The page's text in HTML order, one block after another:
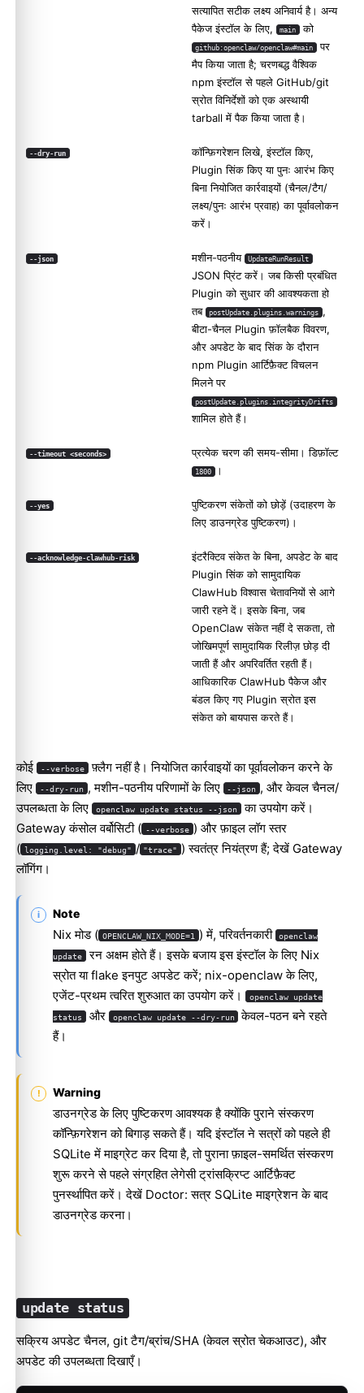
सत्यापित सटीक लक्ष्य अनिवार्य है। अन्य
पैकेज इंस्टॉल के लिए,
main को
github:openclaw/openclaw#main पर
मैप किया जाता है; चरणबद्ध वैश्विक
npm इंस्टॉल से पहले GitHub/git
स्रोत विनिर्देशों को एक अस्थायी
tarball में पैक किया जाता है।
--dry-run
कॉन्फ़िगरेशन लिखे, इंस्टॉल किए,
Plugin सिंक किए या पुनः आरंभ किए
बिना नियोजित कार्रवाइयों (चैनल/टैग/
लक्ष्य/पुनः आरंभ प्रवाह) का पूर्वावलोकन
करें।
--json मशीन-पठनीय UpdateRunResult
JSON प्रिंट करें। जब किसी प्रबंधित
Plugin को सुधार की आवश्यकता हो
तब
postUpdate.plugins.warnings ,
बीटा-चैनल Plugin फ़ॉलबैक विवरण,
और अपडेट के बाद सिंक के दौरान
npm Plugin आर्टिफ़ैक्ट विचलन
मिलने पर
postUpdate.plugins.integrityDrifts
शामिल होते हैं।
--timeout <seconds> प्रत्येक चरण की समय-सीमा। डिफ़ॉल्ट
1800 ।
--yes
पुष्टिकरण संकेतों को छोड़ें (उदाहरण के
लिए डाउनग्रेड पुष्टिकरण)।
--acknowledge-clawhub-risk
इंटरैक्टिव संकेत के बिना, अपडेट के बाद
Plugin सिंक को सामुदायिक
ClawHub विश्वास चेतावनियों से आगे
जारी रहने दें। इसके बिना, जब
OpenClaw संकेत नहीं दे सकता, तो
जोखिमपूर्ण सामुदायिक रिलीज़ छोड़ दी
जाती हैं और अपरिवर्तित रहती हैं।
आधिकारिक ClawHub पैकेज और
बंडल किए गए Plugin स्रोत इस
संकेत को बायपास करते हैं।
कोई --verbose फ़्लैग नहीं है। नियोजित कार्रवाइयों का पूर्वावलोकन करने के
लिए
--dry-run , मशीन-पठनीय परिणामों के लिए --json , और केवल चैनल/
उपलब्धता के लिए
openclaw update status --json का उपयोग करें।
Gateway कंसोल वर्बोसिटी ( --verbose ) और फ़ाइल लॉग स्तर
( logging.level: "debug" / "trace" ) स्वतंत्र नियंत्रण हैं; देखें Gateway
लॉगिंग ।
Note
Nix मोड ( OPENCLAW_NIX_MODE=1 ) में, परिवर्तनकारी openclaw
update रन अक्षम होते हैं। इसके बजाय इस इंस्टॉल के लिए Nix
स्रोत या flake इनपुट अपडेट करें; nix-openclaw के लिए,
एजेंट-प्रथमत्वरित शुरुआतका उपयोग करें। openclaw update
status और openclaw update --dry-run
केवल-पठन बने रहते
हैं।
Warning
डाउनग्रेड के लिए पुष्टिकरण आवश्यक है क्योंकि पुराने संस्करण
कॉन्फ़िगरेशन को बिगाड़ सकते हैं। यदि इंस्टॉल ने सत्रों को पहले ही
SQLite में माइग्रेट कर दिया है, तो पुराना फ़ाइल-समर्थित संस्करण
शुरू करने से पहले संग्रहित लेगेसी ट्रांसक्रिप्ट आर्टिफ़ैक्ट
पुनर्स्थापित करें। देखें Doctor: सत्र SQLite माइग्रेशन के बाद
डाउनग्रेड करना।
update status
सक्रिय अपडेट चैनल, git टैग/ब्रांच/SHA (केवल स्रोत चेकआउट), और
अपडेट की उपलब्धता दिखाएँ।